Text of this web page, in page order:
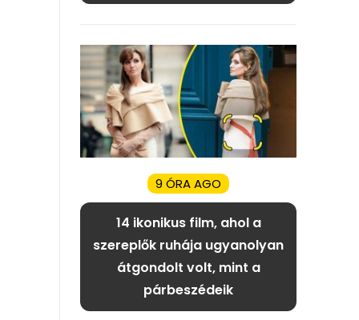
9 ÓRA AGO
14 ikonikus film, ahol a
szereplők ruhája ugyanolyan
átgondolt volt, mint a
párbeszédeik